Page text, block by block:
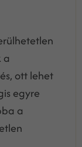
a
ott lehet
egyre
a